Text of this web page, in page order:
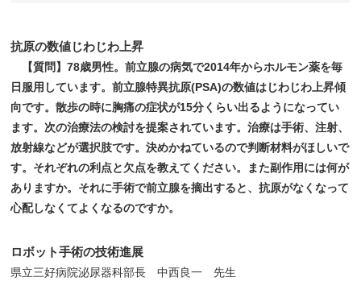
抗原の数値じわじわ上昇
【質問】78歳男性。前立腺の病気で2014年からホルモン薬を毎
日服用しています。前立腺特異抗原(PSA)の数値はじわじわ上昇傾
向です。散歩の時に胸痛の症状が15分くらい出るようになってい
ます。次の治療法の検討を提案されています。治療は手術、注射、
放射線などが選択肢です。決めかねているので判断材料がほしいで
す。それぞれの利点と欠点を教えてください。また副作用には何が
ありますか。それに手術で前立腺を摘出すると、抗原がなくなって
心配しなくてよくなるのですか。
ロボット手術の技術進展
県立三好病院泌尿器科部長 中西良一 先生